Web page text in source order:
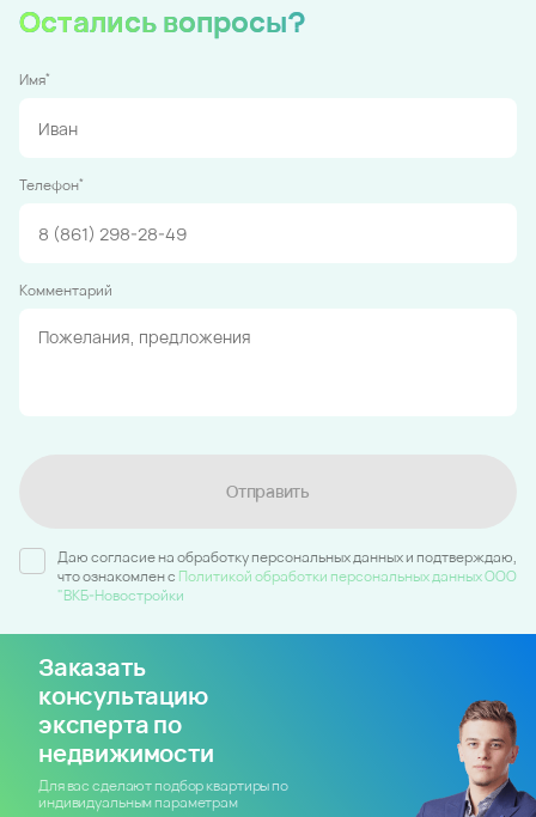
Остались вопросы?
Имя*
Телефон*
Комментарий
Отправить
Даю согласие на обработку персональных данных и подтверждаю,
что ознакомлен c Политикой обработки персональных данных ООО
"ВКБ-Новостройки
Заказать
консультацию
эксперта по
недвижимости
Для вас сделают подбор квартиры по
индивидуальным параметрам